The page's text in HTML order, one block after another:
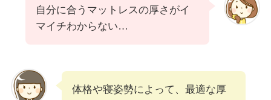
自分に合うマットレスの厚さがイ
マイチわからない…
体格や寝姿勢によって、最適な厚